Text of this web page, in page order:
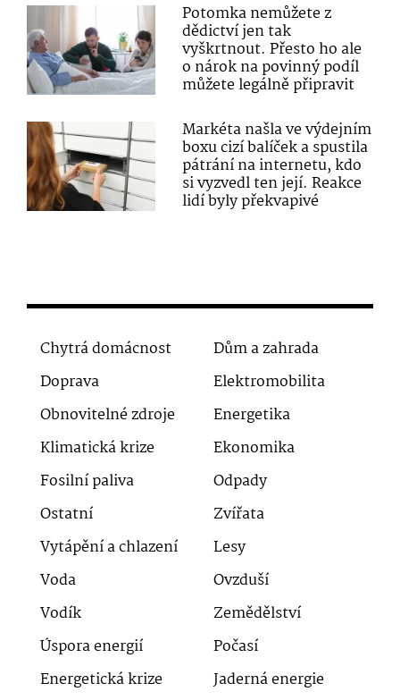
Potomka nemůžete z
dědictví jen tak
vyškrtnout. Přesto ho ale
o nárok na povinný podíl
můžete legálně připravit
Markéta našla ve výdejním
boxu cizí balíček a spustila
pátrání na internetu, kdo
si vyzvedl ten její. Reakce
lidí byly překvapivé
Chytrá domácnost
Dům a zahrada
Doprava
Elektromobilita
Obnovitelné zdroje
Energetika
Klimatická krize
Ekonomika
Fosilní paliva
Odpady
Ostatní
Zvířata
Vytápění a chlazení
Lesy
Voda
Ovzduší
Vodík
Zemědělství
Úspora energií
Počasí
Energetická krize
Jaderná energie